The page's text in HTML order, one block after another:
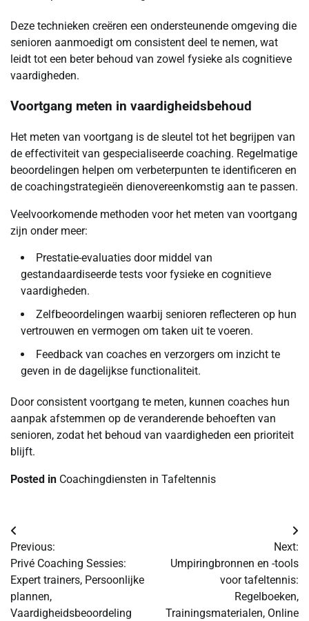
Deze technieken creëren een ondersteunende omgeving die
senioren aanmoedigt om consistent deel te nemen, wat
leidt tot een beter behoud van zowel fysieke als cognitieve
vaardigheden.
Voortgang meten in vaardigheidsbehoud
Het meten van voortgang is de sleutel tot het begrijpen van
de effectiviteit van gespecialiseerde coaching. Regelmatige
beoordelingen helpen om verbeterpunten te identificeren en
de coachingstrategieën dienovereenkomstig aan te passen.
Veelvoorkomende methoden voor het meten van voortgang
zijn onder meer:
Prestatie-evaluaties door middel van
gestandaardiseerde tests voor fysieke en cognitieve
vaardigheden.
Zelfbeoordelingen waarbij senioren reflecteren op hun
vertrouwen en vermogen om taken uit te voeren.
Feedback van coaches en verzorgers om inzicht te
geven in de dagelijkse functionaliteit.
Door consistent voortgang te meten, kunnen coaches hun
aanpak afstemmen op de veranderende behoeften van
senioren, zodat het behoud van vaardigheden een prioriteit
blijft.
Posted in Coachingdiensten in Tafeltennis
Post
navigation
Previous:
Privé Coaching Sessies:
Expert trainers, Persoonlijke
plannen,
Vaardigheidsbeoordeling
Next:
Umpiringbronnen en -tools
voor tafeltennis:
Regelboeken,
Trainingsmaterialen, Online